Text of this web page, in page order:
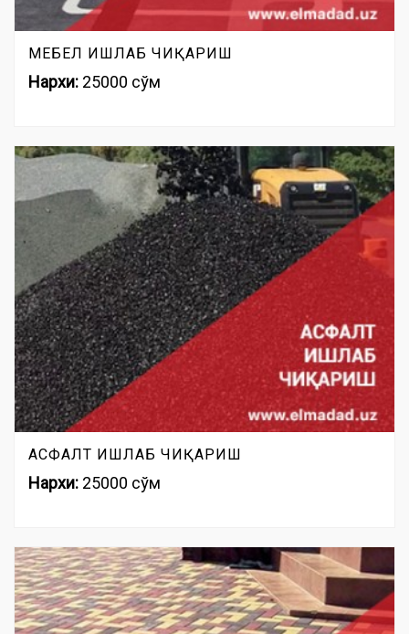
МЕБЕЛ ИШЛАБ ЧИҚАРИШ
Нархи: 25000 сўм
АСФАЛТ ИШЛАБ ЧИҚАРИШ
Нархи: 25000 сўм